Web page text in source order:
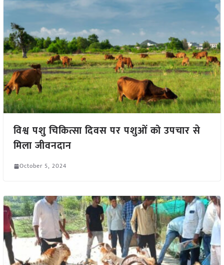
विश्व पशु चिकित्सा दिवस पर पशुओं को उपचार से
मिला जीवनदान
October 5, 2024